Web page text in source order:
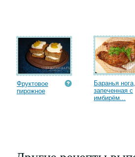
Фруктовое
пирожное
Баранья нога,
запеченная с
имбирём...